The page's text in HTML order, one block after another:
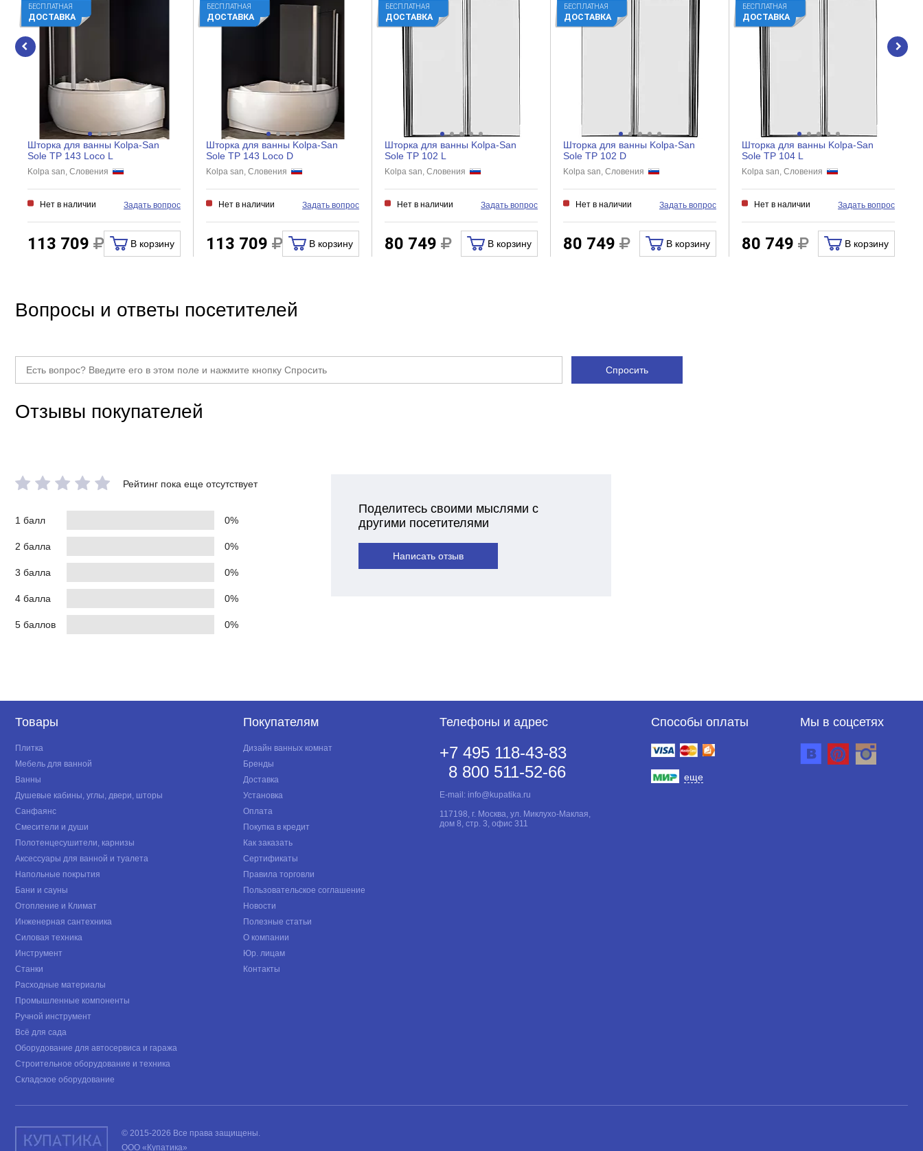
БЕСПЛАТНАЯ
ДОСТАВКА
Шторка для ванны Kolpa-San
Sole TP 143 Loco L
Kolpa san, Словения
Нет в наличии Задать вопрос
113 709 В корзину
БЕСПЛАТНАЯ
ДОСТАВКА
Шторка для ванны Kolpa-San
Sole TP 143 Loco D
Kolpa san, Словения
Нет в наличии Задать вопрос
113 709 В корзину
БЕСПЛАТНАЯ
ДОСТАВКА
Шторка для ванны Kolpa-San
Sole TP 102 L
Kolpa san, Словения
Нет в наличии Задать вопрос
80 749 В корзину
БЕСПЛАТНАЯ
ДОСТАВКА
Шторка для ванны Kolpa-San
Sole TP 102 D
Kolpa san, Словения
Нет в наличии Задать вопрос
80 749 В корзину
БЕСПЛАТНАЯ
ДОСТАВКА
Шторка для ванны Kolpa-San
Sole TP 104 L
Kolpa san, Словения
Нет в наличии Задать вопрос
80 749 В корзину
Вопросы и ответы посетителей
Спросить
Отзывы покупателей
Рейтинг пока еще отсутствует
1 балл 0%
2 балла 0%
3 балла 0%
4 балла 0%
5 баллов 0%
Поделитесь своими мыслями с
другими посетителями
Написать отзыв
Товары
Плитка
Мебель для ванной
Ванны
Душевые кабины, углы, двери, шторы
Санфаянс
Смесители и души
Полотенцесушители, карнизы
Аксессуары для ванной и туалета
Напольные покрытия
Бани и сауны
Отопление и Климат
Инженерная сантехника
Силовая техника
Инструмент
Станки
Расходные материалы
Промышленные компоненты
Ручной инструмент
Всё для сада
Оборудование для автосервиса и гаража
Строительное оборудование и техника
Складское оборудование
Покупателям
Дизайн ванных комнат
Бренды
Доставка
Установка
Оплата
Покупка в кредит
Как заказать
Сертификаты
Правила торговли
Пользовательское соглашение
Новости
Полезные статьи
О компании
Юр. лицам
Контакты
Телефоны и адрес
+7 495 118-43-83
8 800 511-52-66
E-mail: info@kupatika.ru
117198, г. Москва, ул. Миклухо-Маклая,
дом 8, стр. 3, офис 311
Способы оплаты
еще
Мы в соцсетях
© 2015-2026 Все права защищены.
ООО «Купатика»